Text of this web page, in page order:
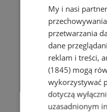
My i nasi
przetwarzania
dane
reklam i treści,
(1845)mogą
wykorzystywać
dotyczą
uzasadnionym